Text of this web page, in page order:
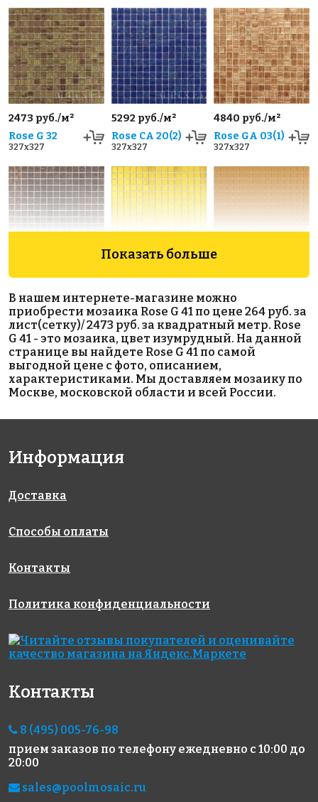
2473 руб./м²
Rose G 32
327x327
5292 руб./м²
Rose CA 20(2)
327x327
4840 руб./м²
Rose GA 03(1)
327x327
3919 руб./м²
Golden Effect
GE09-20
327x327
10945 руб./м²
Rose
GR01G(m)
327x327
4002 руб./м²
Rose A 92(3)
327x327
10945 руб./м²
Rose
327x327
Rose GG 85(3)
Rose A 36(1)
327x327
Rose G 70
327x327
Rose GA
148(2)
327x327
4840 руб./м² 4840 руб./м²
Показать больше
В нашем интернете-магазине можно
приобрести мозаика Rose G 41 по цене 264 руб. за
лист(сетку)/ 2473 руб. за квадратный метр. Rose
G 41 - это мозаика, цвет изумрудный. На данной
странице вы найдете Rose G 41 по самой
выгодной цене с фото, описанием,
характеристиками. Мы доставляем мозаику по
Москве, московской области и всей России.
Информация
Доставка
Способы оплаты
Контакты
Политика конфиденциальности
Контакты
8 (495) 005-76-98
прием заказов по телефону ежедневно с 10:00 до
20:00
sales@poolmosaic.ru